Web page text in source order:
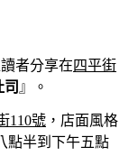
者分享在四平街
』。
110號 ，店面風格
點半到下午五點